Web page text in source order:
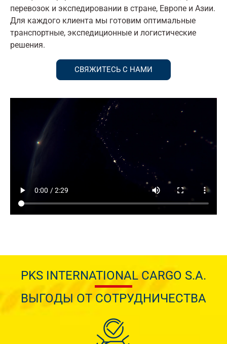
перевозок и экспедировании в стране, Европе и Азии.
Для каждого клиента мы готовим оптимальные
транспортные, экспедиционные и логистические
решения.
СВЯЖИТЕСЬ С НАМИ
PKS INTERNATIONAL CARGO S.A.
ВЫГОДЫ ОТ СОТРУДНИЧЕСТВА